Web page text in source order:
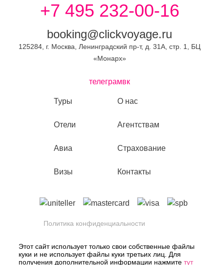
Туры
Отели
Авиа
Визы
О нас
Агентствам
Страхование
Контакты
+7 495 232-00-16
booking@clickvoyage.ru
125284, г. Москва, Ленинградский пр-т, д. 31А, стр. 1, БЦ
«Монарх»
телеграмвк
Политика конфиденциальности
Обработка данных Yandex SmartCaptcha
Этот сайт использует только свои собственные файлы
куки и не использует файлы куки третьих лиц. Для
получения дополнительной информации нажмите тут